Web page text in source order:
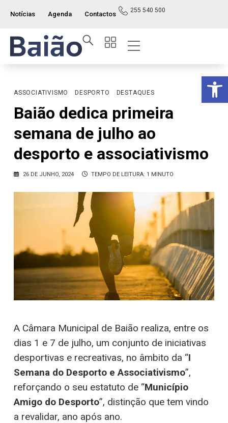
Notícias Agenda Contactos 255 540 500
ASSOCIATIVISMO DESPORTO DESTAQUES
Baião dedica primeira
semana de julho ao
desporto e associativismo
26 DE JUNHO, 2024 TEMPO DE LEITURA: 1 MINUTO
A Câmara Municipal de Baião realiza, entre os
dias 1 e 7 de julho, um conjunto de iniciativas
desportivas e recreativas, no âmbito da “I
Semana do Desporto e Associativismo”,
reforçando o seu estatuto de “Município
Amigo do Desporto”, distinção que tem vindo
a revalidar, ano após ano.